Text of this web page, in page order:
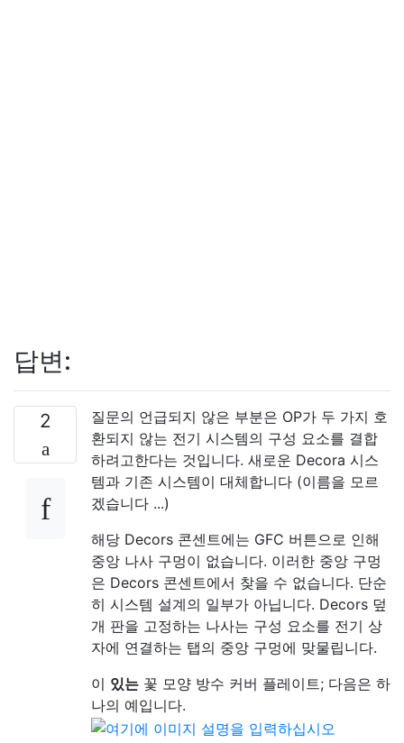
답변:
2
질문의 언급되지 않은 부분은 OP가 두 가지 호
환되지 않는 전기 시스템의 구성 요소를 결합
하려고한다는 것입니다. 새로운 Decora 시스
템과 기존 시스템이 대체합니다 (이름을 모르
겠습니다 ...)
해당 Decors 콘센트에는 GFC 버튼으로 인해
중앙 나사 구멍이 없습니다. 이러한 중앙 구멍
은 Decors 콘센트에서 찾을 수 없습니다. 단순
히 시스템 설계의 일부가 아닙니다. Decors 덮
개 판을 고정하는 나사는 구성 요소를 전기 상
자에 연결하는 탭의 중앙 구멍에 맞물립니다.
이 있는 꽃 모양 방수 커버 플레이트; 다음은 하
나의 예입니다.